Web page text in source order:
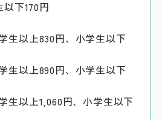
下170円
以上830円、小学生以下
以上890円、小学生以下
以上1,060円、小学生以下